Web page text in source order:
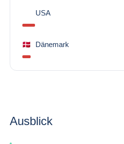
USA
Dänemark
Ausblick